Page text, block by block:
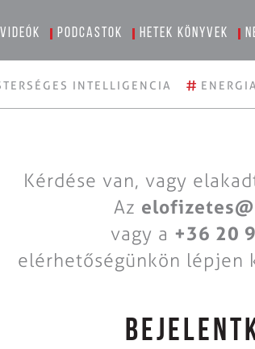
Videók Podcastok Hetek könyvek
INTELLIGENCIA #
Kérdése van, vagy
Az
vagy a +36 20
elérhetőségünkön lépjen